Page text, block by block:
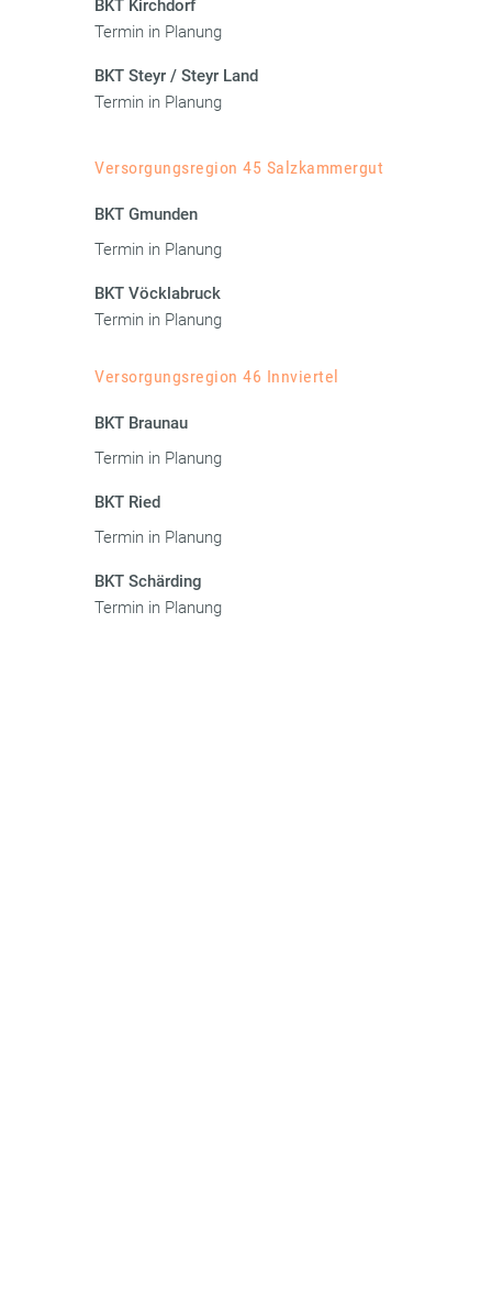
BKT Kirchdorf
Termin in Planung
BKT Steyr / Steyr Land
Termin in Planung
Versorgungsregion 45 Salzkammergut
BKT Gmunden
Termin in Planung
BKT Vöcklabruck
Termin in Planung
Versorgungsregion 46 Innviertel
BKT Braunau
Termin in Planung
BKT Ried
Termin in Planung
BKT Schärding
Termin in Planung